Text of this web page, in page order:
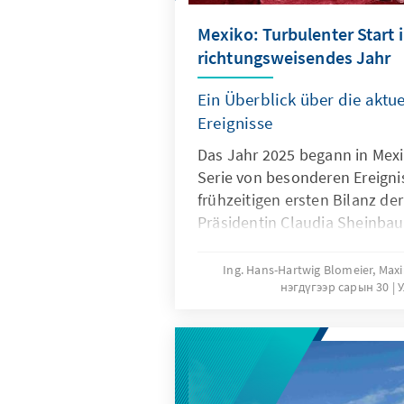
Mexiko: Turbulenter Start
richtungsweisendes Jahr
Ein Überblick über die
Ereignisse
Das Jahr 2025 begann in
Serie von besonderen
frühzeitigen ersten Bilanz
Präsidentin Claudia
reichlich optimistische
Plan México Schlagzeilen.
EU-Mexiko-Globalabkommen
dann der Amtsantritt Donald
und die im Stundentakt
Ing. Hans-Hartwig Blomeier,
нэгдүгээр сарын 30